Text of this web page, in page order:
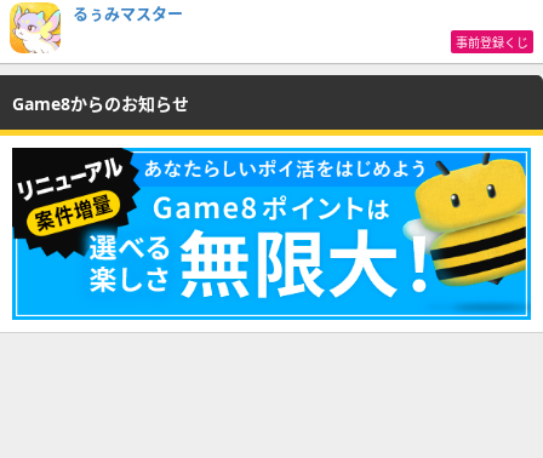
るぅみマスター
事前登録くじ
Game8からのお知らせ